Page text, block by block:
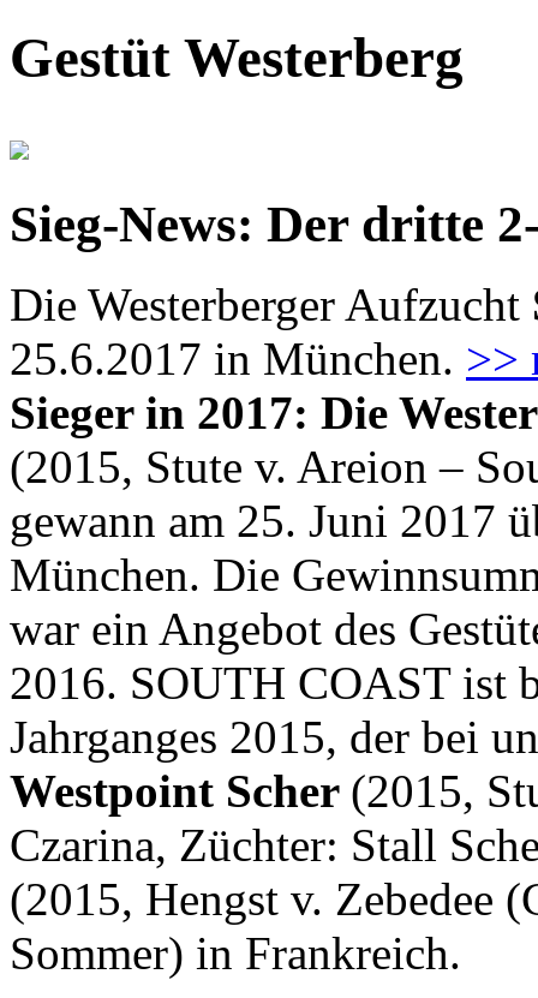
Gestüt Westerberg
Sieg-News: Der dritte
Die Westerberger Aufzucht
25.6.2017 in München. >>
Sieger in 2017: Die
(2015, Stute v. Areion –
gewann am 25. Juni 2017
München. Die
war ein Angebot des
2016. SOUTH COAST ist
Jahrganges 2015, der bei
Westpoint Scher (2015,
Czarina, Züchter: Stall
(2015, Hengst v. Zebedee
Sommer) in Frankreich.